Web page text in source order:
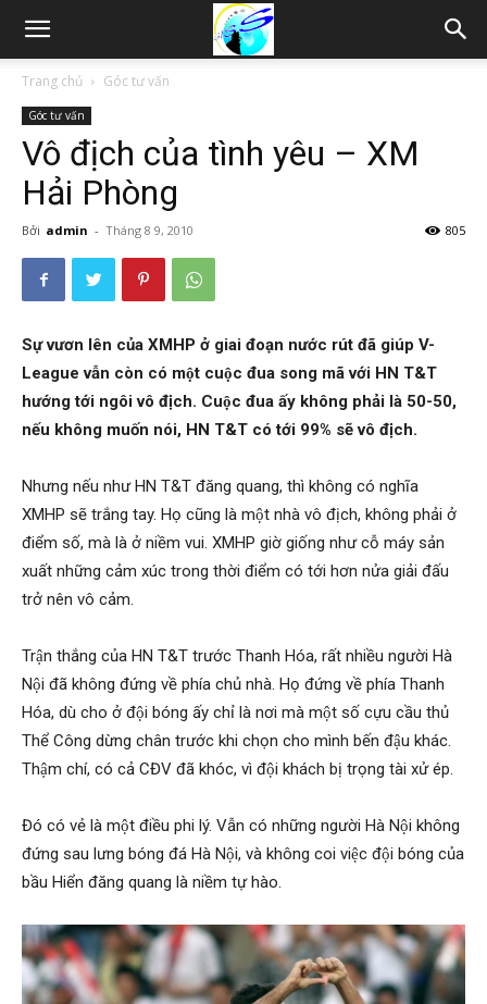
Thám
Phòng,
Tham
Hai
Phong,
thám
Trang chủ Góc tư vấn
Góc tư vấn
Vô địch của tình yêu – XM
Hải Phòng
Bởi admin - Tháng 8 9, 2010 805
Sự vươn lên của XMHP ở giai đoạn nước rút đã giúp V-
League vẫn còn có một cuộc đua song mã với HN T&T
hướng tới ngôi vô địch. Cuộc đua ấy không phải là 50-50,
nếu không muốn nói, HN T&T có tới 99% sẽ vô địch.
Nhưng nếu như HN T&T đăng quang, thì không có nghĩa
XMHP sẽ trắng tay. Họ cũng là một nhà vô địch, không phải ở
điểm số, mà là ở niềm vui. XMHP giờ giống như cỗ máy sản
xuất những cảm xúc trong thời điểm có tới hơn nửa giải đấu
trở nên vô cảm.
Trận thắng của HN T&T trước Thanh Hóa, rất nhiều người Hà
Nội đã không đứng về phía chủ nhà. Họ đứng về phía Thanh
Hóa, dù cho ở đội bóng ấy chỉ là nơi mà một số cựu cầu thủ
Thể Công dừng chân trước khi chọn cho mình bến đậu khác.
Thậm chí, có cả CĐV đã khóc, vì đội khách bị trọng tài xử ép.
Đó có vẻ là một điều phi lý. Vẫn có những người Hà Nội không
đứng sau lưng bóng đá Hà Nội, và không coi việc đội bóng của
bầu Hiển đăng quang là niềm tự hào.